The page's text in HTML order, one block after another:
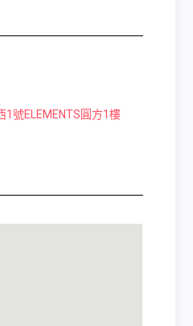
1號ELEMENTS圓方1樓